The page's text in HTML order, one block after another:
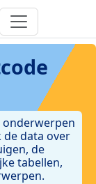
onderwerpen
de data over
de
tabellen,